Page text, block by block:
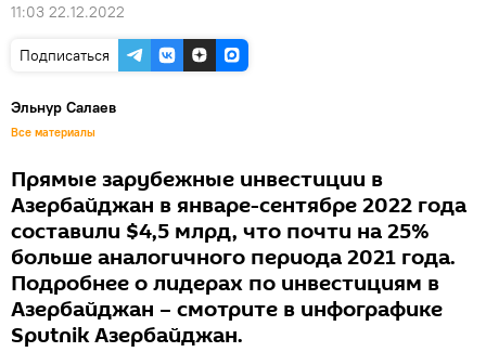
11:03 22.12.2022
Подписаться
Эльнур Салаев
Все материалы
Прямые зарубежные инвестиции в
Азербайджан в январе-сентябре 2022 года
составили $4,5 млрд, что почти на 25%
больше аналогичного периода 2021 года.
Подробнее о лидерах по инвестициям в
Азербайджан – смотрите в инфографике
Sputnik Азербайджан.